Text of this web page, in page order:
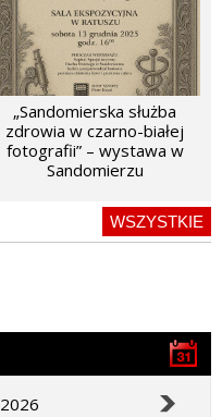
„Sandomierska służba
zdrowia w czarno-białej
fotografii” – wystawa w
Sandomierzu
WSZYSTKIE
2026